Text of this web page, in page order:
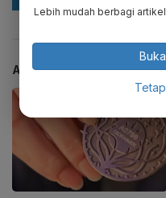
ARTIKEL TERKAIT
Lebih mudah berbagi artikel